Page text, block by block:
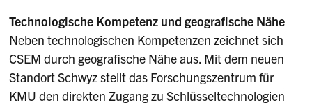
Technologische Kompetenz und geografische Nähe
Neben technologischen Kompetenzen zeichnet sich
CSEM durch geografische Nähe aus. Mit dem neuen
Standort Schwyz stellt das Forschungszentrum für
KMU den direkten Zugang zu Schlüsseltechnologien